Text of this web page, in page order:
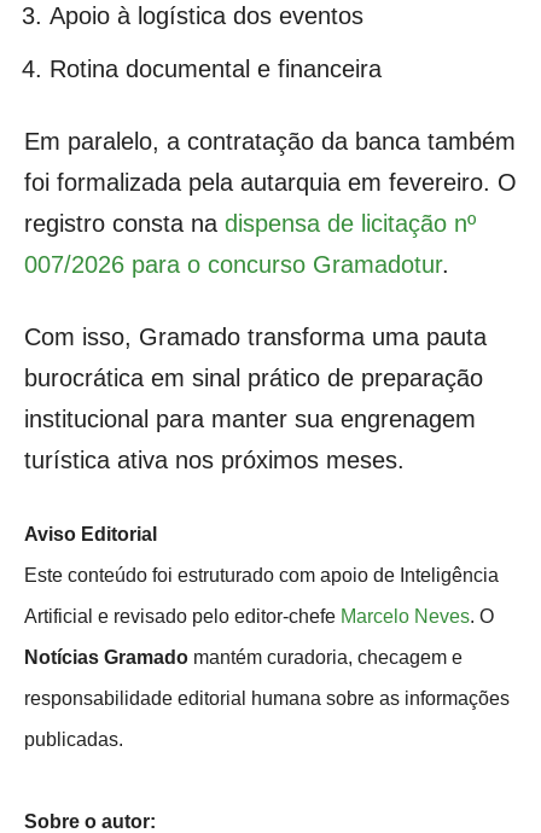
Apoio à logística dos eventos
Rotina documental e financeira
Em paralelo, a contratação da banca também
foi formalizada pela autarquia em fevereiro. O
registro consta na dispensa de licitação nº
007/2026 para o concurso Gramadotur.
Com isso, Gramado transforma uma pauta
burocrática em sinal prático de preparação
institucional para manter sua engrenagem
turística ativa nos próximos meses.
Aviso Editorial
Este conteúdo foi estruturado com apoio de Inteligência
Artificial e revisado pelo editor-chefe Marcelo Neves. O
Notícias Gramado mantém curadoria, checagem e
responsabilidade editorial humana sobre as informações
publicadas.
Sobre o autor: